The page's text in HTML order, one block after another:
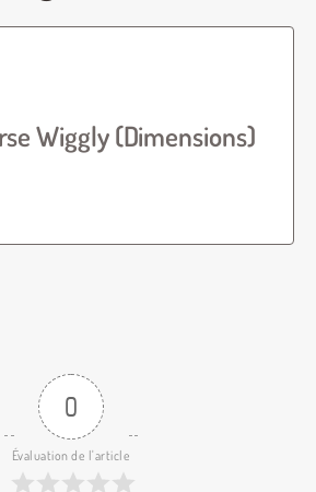
Wiggly (Dimensions)
0
Évaluation de l'article